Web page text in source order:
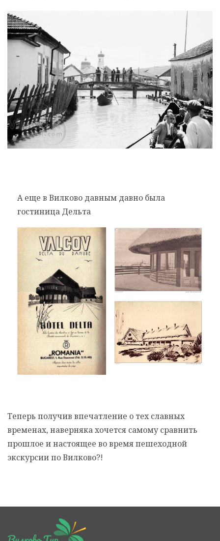
А еще в Вилково давным давно была
гостиница Дельта
Теперь получив впечатление о тех славных
временах, наверняка хочется самому сравнить
прошлое и настоящее во время пешеходной
экскурсии по Вилково?!